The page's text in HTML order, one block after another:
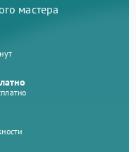
мастера